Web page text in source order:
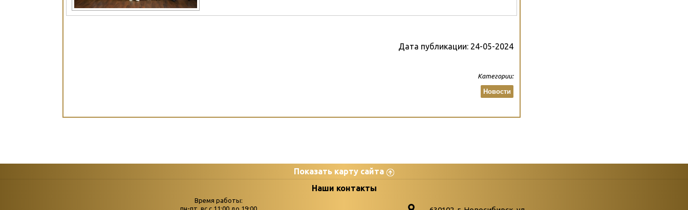
Дата публикации: 24-05-2024
Категории:
Новости
Показать карту сайта
Бюллетень новых поступлений
Наши контакты
Время работы: